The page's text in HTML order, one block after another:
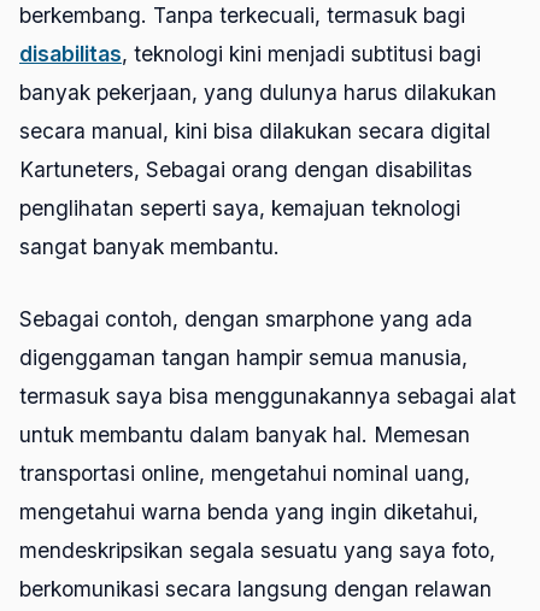
berkembang. Tanpa terkecuali, termasuk bagi
disabilitas, teknologi kini menjadi subtitusi bagi
banyak pekerjaan, yang dulunya harus dilakukan
secara manual, kini bisa dilakukan secara digital
Kartuneters, Sebagai orang dengan disabilitas
penglihatan seperti saya, kemajuan teknologi
sangat banyak membantu.
Sebagai contoh, dengan smarphone yang ada
digenggaman tangan hampir semua manusia,
termasuk saya bisa menggunakannya sebagai alat
untuk membantu dalam banyak hal. Memesan
transportasi online, mengetahui nominal uang,
mengetahui warna benda yang ingin diketahui,
mendeskripsikan segala sesuatu yang saya foto,
berkomunikasi secara langsung dengan relawan